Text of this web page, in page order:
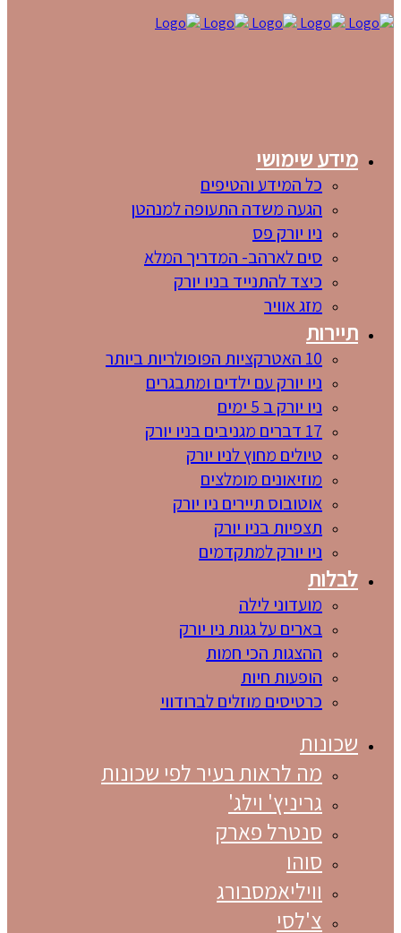
מידע שימושי
כל המידע והטיפים
הגעה משדה התעופה למנהטן
ניו יורק פס
סים לארהב- המדריך המלא
כיצד להתנייד בניו יורק
מזג אוויר
תיירות
10 האטרקציות הפופולריות ביותר
ניו יורק עם ילדים ומתבגרים
ניו יורק ב 5 ימים
17 דברים מגניבים בניו יורק
טיולים מחוץ לניו יורק
מוזיאונים מומלצים
אוטובוס תיירים ניו יורק
תצפיות בניו יורק
ניו יורק למתקדמים
לבלות
מועדוני לילה
בארים על גגות ניו יורק
ההצגות הכי חמות
הופעות חיות
כרטיסים מוזלים לברודווי
שכונות
מה לראות בעיר לפי שכונות
גריניץ' וילג'
סנטרל פארק
סוהו
וויליאמסבורג
צ'לסי